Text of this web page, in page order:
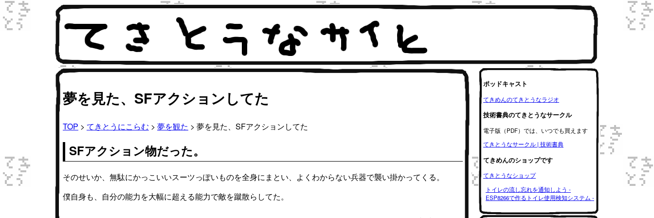
夢を見た、SFアクションしてた
TOP > てきとうにこらむ > 夢を観た > 夢を見た、SFアクションしてた
SFアクション物だった。
そのせいか、無駄にかっこいいスーツっぽいものを全身にまとい、よくわからない兵器で襲い掛かってくる。
僕自身も、自分の能力を大幅に超える能力で敵を蹴散らしてた。
ポッドキャスト
てきめんのてきとうなラジオ
技術書典のてきとうなサークル
電子版（PDF）では、いつでも買えます
てきとうなサークル | 技術書典
てきめんのショップです
てきとうなショップ
トイレの流し忘れを通知しよう -
ESP8266で作るトイレ使用検知システム -